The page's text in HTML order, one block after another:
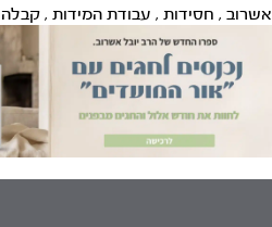
אשרוב , חסידות , עבודת המידות , קבלה